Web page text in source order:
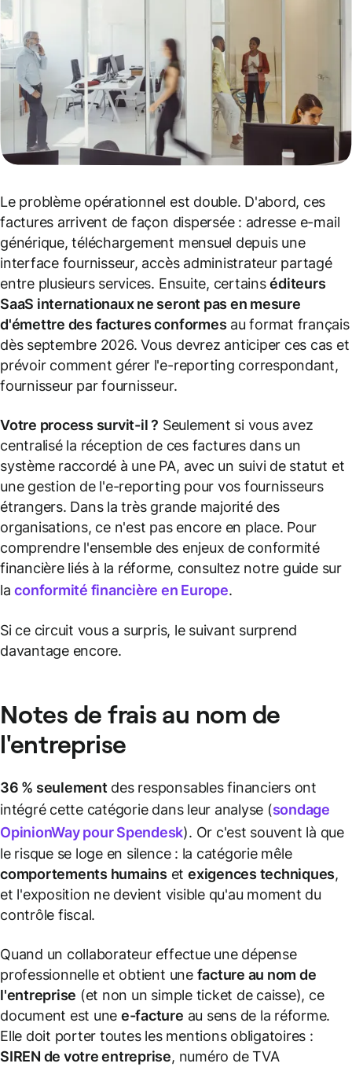
Le problème opérationnel est double. D'abord, ces
factures arrivent de façon dispersée : adresse e-mail
générique, téléchargement mensuel depuis une
interface fournisseur, accès administrateur partagé
entre plusieurs services. Ensuite, certainséditeurs
SaaS internationaux ne seront pas en mesure
d'émettre des factures conformes au format français
dès septembre 2026. Vous devrez anticiper ces cas et
prévoir comment gérer l'e-reporting correspondant,
fournisseur par fournisseur.
Votre process survit-il ? Seulement si vous avez
centralisé la réception de ces factures dans un
système raccordé à une PA, avec un suivi de statut et
une gestion de l'e-reporting pour vos fournisseurs
étrangers. Dans la très grande majorité des
organisations, ce n'est pas encore en place. Pour
comprendre l'ensemble des enjeux de conformité
financière liés à la réforme, consultez notre guide sur
laconformité financière en Europe.
Si ce circuit vous a surpris, le suivant surprend
davantage encore.
Notes de frais au nom de
l'entreprise
36 % seulement des responsables financiers ont
intégré cette catégorie dans leur analyse (sondage
OpinionWay pour Spendesk). Or c'est souvent là que
le risque se loge en silence : la catégorie mêle
comportements humains etexigences techniques,
et l'exposition ne devient visible qu'au moment du
contrôle fiscal.
Quand un collaborateur effectue une dépense
professionnelle et obtient une facture au nom de
l'entreprise (et non un simple ticket de caisse), ce
document est une e-facture au sens de la réforme.
Elle doit porter toutes les mentions obligatoires :
SIREN de votre entreprise, numéro de TVA